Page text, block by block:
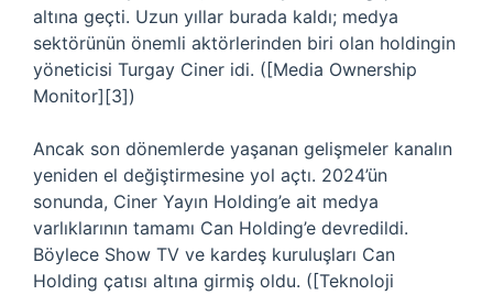
altına geçti. Uzun yıllar burada kaldı; medya
sektörünün önemli aktörlerinden biri olan holdingin
yöneticisi Turgay Ciner idi. ([Media Ownership
Monitor][3])
Ancak son dönemlerde yaşanan gelişmeler kanalın
yeniden el değiştirmesine yol açtı. 2024’ün
sonunda, Ciner Yayın Holding’e ait medya
varlıklarının tamamı Can Holding’e devredildi.
Böylece Show TV ve kardeş kuruluşları Can
Holding çatısı altına girmiş oldu. ([Teknoloji